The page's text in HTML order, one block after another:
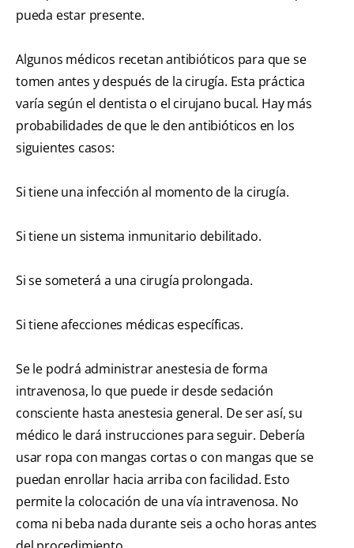
pueda estar presente.
Algunos médicos recetan antibióticos para que se
tomen antes y después de la cirugía. Esta práctica
varía según el dentista o el cirujano bucal. Hay más
probabilidades de que le den antibióticos en los
siguientes casos:
Si tiene una infección al momento de la cirugía.
Si tiene un sistema inmunitario debilitado.
Si se someterá a una cirugía prolongada.
Si tiene afecciones médicas específicas.
Se le podrá administrar anestesia de forma
intravenosa, lo que puede ir desde sedación
consciente hasta anestesia general. De ser así, su
médico le dará instrucciones para seguir. Debería
usar ropa con mangas cortas o con mangas que se
puedan enrollar hacia arriba con facilidad. Esto
permite la colocación de una vía intravenosa. No
coma ni beba nada durante seis a ocho horas antes